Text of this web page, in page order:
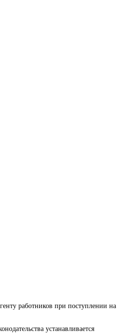
работников при поступлении на
устанавливается